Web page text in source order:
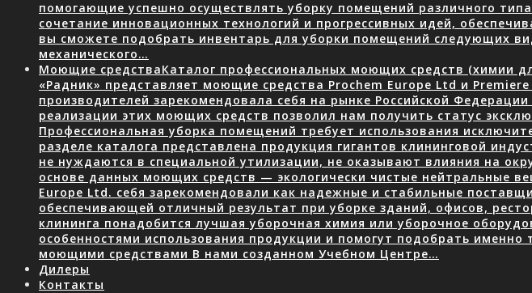
помогающие успешно осуществлять уборку помещений различного
сочетание инновационных технологий и прогрессивных идей,
вы сможете подобрать инвентарь для уборки помещений следующих
механического…
Моющие средстваКаталог профессиональных моющих средств (химии
«Радник» представляет моющие средства Prochem Europe Ltd и
производителей зарекомендовала себя на рынке Российской
реализации этих моющих средств позволил нам получить статус
Профессиональная уборка помещений требует использования
разделе каталога представлена продукция гигантов клининговой
не нуждаются в специальной утилизации, не оказывают влияния на
основе данных моющих средств — экологически чистые нейтральные
Europe Ltd. себя зарекомендовали как надежные и стабильные
обеспечивающей отличный результат при уборке зданий, офисов,
клининга понадобится лучшая уборочная химия или уборочное
особенностями использования продукции и помогут подобрать
моющими средствами В нами созданном Учебном Центре…
Дилеры
Контакты